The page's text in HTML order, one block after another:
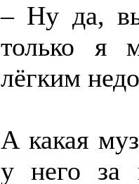
– Ну да,
только я
лёгким
А какая
у него за